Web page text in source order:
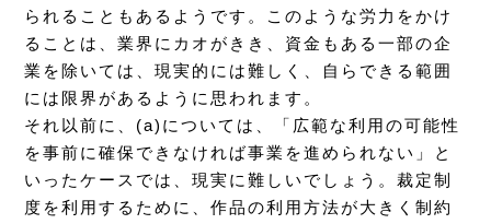
られることもあるようです。このような労力をかけ
ることは、業界にカオがきき、資金もある一部の企
業を除いては、現実的には難しく、自らできる範囲
には限界があるように思われます。
それ以前に、(a)については、「広範な利用の可能性
を事前に確保できなければ事業を進められない」と
いったケースでは、現実に難しいでしょう。裁定制
度を利用するために、作品の利用方法が大きく制約